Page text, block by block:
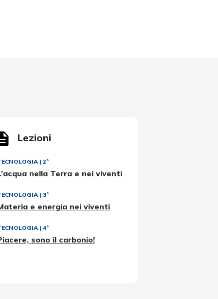
Lezioni
| 2ª
nella Terra e nei viventi
| 3ª
e energia nei viventi
| 4ª
sono il carbonio!